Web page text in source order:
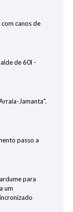
canos de
de 60l -
Jamanta".
passo a
para
um